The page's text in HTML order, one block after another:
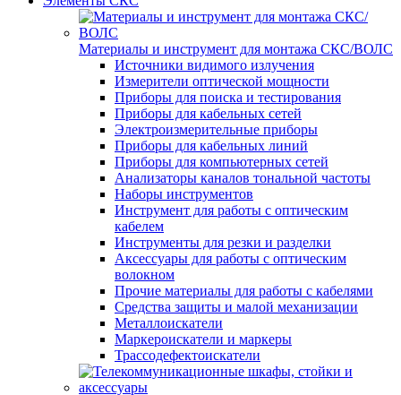
Материалы и инструмент для монтажа СКС/ВОЛС
Источники видимого излучения
Измерители оптической мощности
Приборы для поиска и тестирования
Приборы для кабельных сетей
Электроизмерительные приборы
Приборы для кабельных линий
Приборы для компьютерных сетей
Анализаторы каналов тональной частоты
Наборы инструментов
Инструмент для работы с оптическим
кабелем
Инструменты для резки и разделки
Аксессуары для работы с оптическим
волокном
Прочие материалы для работы с кабелями
Средства защиты и малой механизации
Металлоискатели
Маркероискатели и маркеры
Трассодефектоискатели